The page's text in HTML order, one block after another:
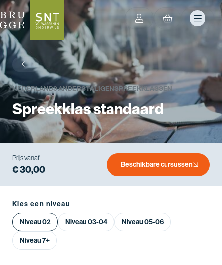
Prijs vanaf
€ 30,00 Beschikbare cursussen
terug
NEDERLANDS ANDERSTALIGENSPREEKKLASSEN
Spreekklas standaard
Kies een niveau
Niveau 02 Niveau 03-04 Niveau 05-06
Niveau 7+